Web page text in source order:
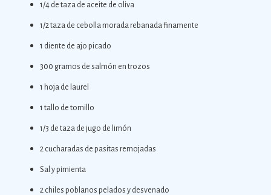
1/4 de taza de aceite de oliva
1/2 taza de cebolla morada rebanada finamente
1 diente de ajo picado
300 gramos de salmón en trozos
1 hoja de laurel
1 tallo de tomillo
1/3 de taza de jugo de limón
2 cucharadas de pasitas remojadas
Sal y pimienta
2 chiles poblanos pelados y desvenado